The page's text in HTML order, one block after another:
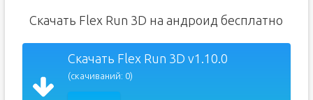
Скачать Flex Run 3D на андроид бесплатно
Скачать Flex Run 3D v1.10.0
(скачиваний: 0)